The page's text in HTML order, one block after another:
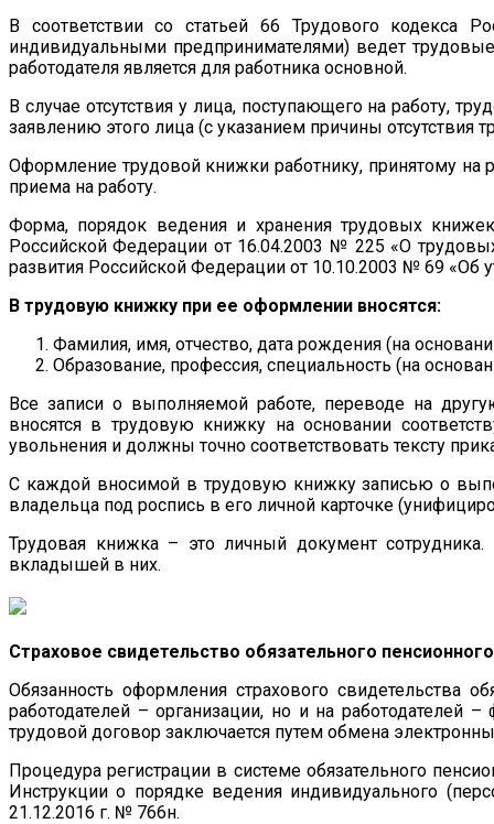
В соответствии со статьей 66 Трудового кодекса
индивидуальными предпринимателями) ведет
работодателя является для работника основной.
В случае отсутствия у лица, поступающего на работу,
заявлению этого лица (с указанием причины
Оформление трудовой книжки работнику, принятому на
приема на работу.
Форма, порядок ведения и хранения трудовых
Российской Федерации от 16.04.2003 № 225 «О
развития Российской Федерации от 10.10.2003 № 69
В трудовую книжку при ее оформлении вносятся:
Фамилия, имя, отчество, дата рождения (на
Образование, профессия, специальность (на
Все записи о выполняемой работе, переводе на
вносятся в трудовую книжку на основании
увольнения и должны точно соответствовать тексту
С каждой вносимой в трудовую книжку записью о
владельца под роспись в его личной карточке
Трудовая книжка – это личный документ
вкладышей в них.
Страховое свидетельство обязательного
Обязанность оформления страхового свидетельства
работодателей – организации, но и на работодателей
трудовой договор заключается путем обмена
Процедура регистрации в системе обязательного
Инструкции о порядке ведения индивидуального
21.12.2016 г. № 766н.